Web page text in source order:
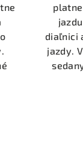
diaľnici
jazdy.